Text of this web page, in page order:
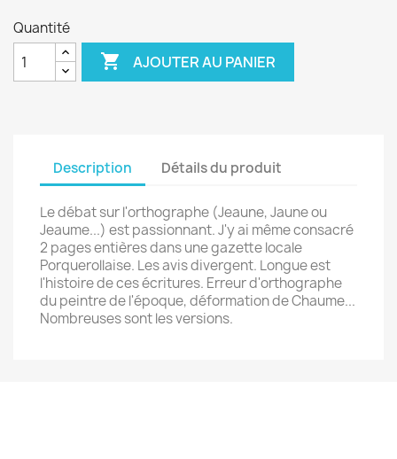
Quantité
 AJOUTER AU PANIER
Description Détails du produit
Le débat sur l'orthographe (Jeaune, Jaune ou
Jeaume...) est passionnant. J'y ai même consacré
2 pages entières dans une gazette locale
Porquerollaise. Les avis divergent. Longue est
l'histoire de ces écritures. Erreur d'orthographe
du peintre de l'époque, déformation de Chaume...
Nombreuses sont les versions.